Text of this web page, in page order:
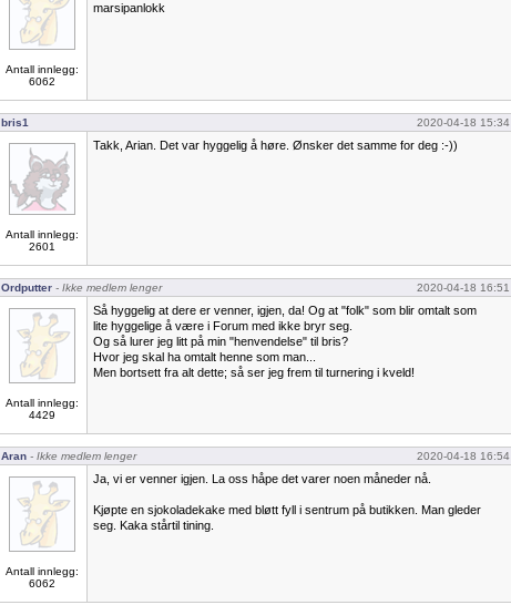
Antall innlegg:
6062
marsipanlokk
bris1 2020-04-18 15:34
Antall innlegg:
2601
Takk, Arian. Det var hyggelig å høre. Ønsker det samme for deg :-))
Ordputter - Ikke medlem lenger 2020-04-18 16:51
Antall innlegg:
4429
Så hyggelig at dere er venner, igjen, da! Og at "folk" som blir omtalt som
lite hyggelige å være i Forum med ikke bryr seg.
Og så lurer jeg litt på min "henvendelse" til bris?
Hvor jeg skal ha omtalt henne som man...
Men bortsett fra alt dette; så ser jeg frem til turnering i kveld!
Aran - Ikke medlem lenger 2020-04-18 16:54
Antall innlegg:
6062
Ja, vi er venner igjen. La oss håpe det varer noen måneder nå.
Kjøpte en sjokoladekake med bløtt fyll i sentrum på butikken. Man gleder
seg. Kaka stårtil tining.